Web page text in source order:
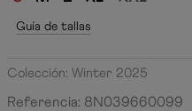
Guía de tallas
Colección: Winter 2025
Referencia: 8N039660099